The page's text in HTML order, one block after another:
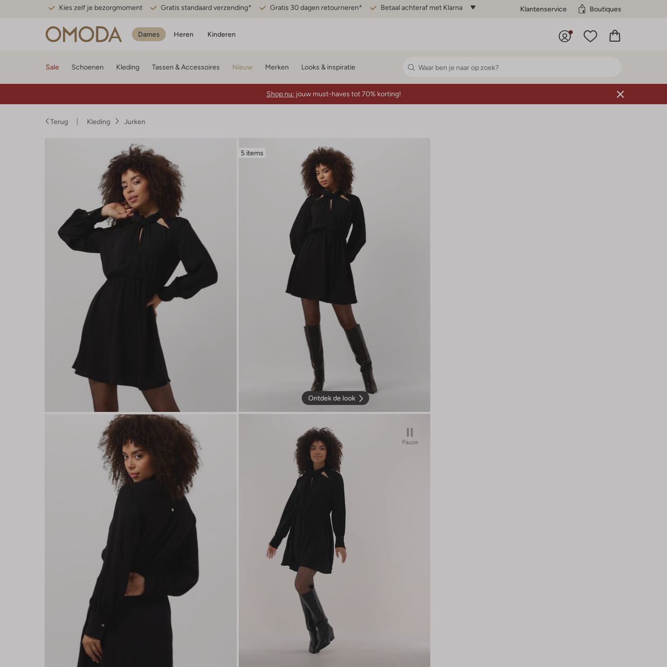
Kies zelf je bezorgmoment Gratis standaard verzending* Gratis 30 dagen retourneren* Betaal achteraf met Klarna Klantenservice Boutiques
Dames Heren Kinderen
Sale Schoenen Kleding Tassen & Accessoires Nieuw Merken Looks & inspiratie
Shop nu: jouw must-haves tot 70% korting!
Terug Kleding Jurken
5 items
Ontdek de look
Pauze